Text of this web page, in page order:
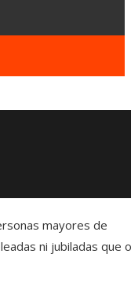
mayores de
ni jubiladas que